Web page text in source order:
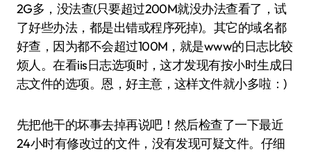
2G多，没法查(只要超过200M就没办法查看了，试
了好些办法，都是出错或程序死掉)。其它的域名都
好查，因为都不会超过100M，就是www的日志比较
烦人。在看iis日志选项时，这才发现有按小时生成日
志文件的选项。恩，好主意，这样文件就小多啦：)
先把他干的坏事去掉再说吧！然后检查了一下最近
24小时有修改过的文件，没有发现可疑文件。仔细